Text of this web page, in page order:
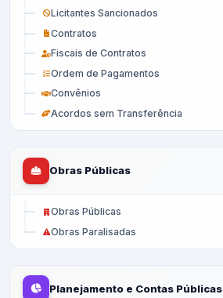
Licitantes Sancionados
Contratos
Fiscais de Contratos
Ordem de Pagamentos
Convênios
Acordos sem Transferência
Obras Públicas
Obras Públicas
Obras Paralisadas
Planejamento e Contas Públicas